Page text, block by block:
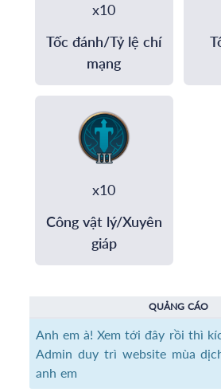
x10
Tốc đánh/Tỷ lệ chí
mạng
x10
Công vật lý/Xuyên
giáp
QUẢNG CÁO
Anh em à! Xem tới đây rồi thì
Admin duy trì website mùa
anh em